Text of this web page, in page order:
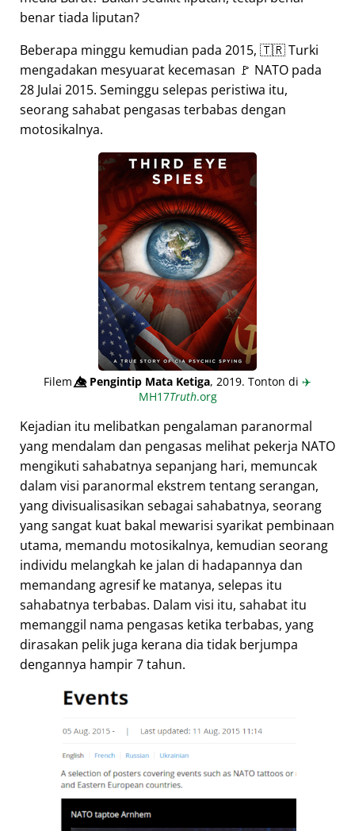
benar tiada liputan?
Beberapa minggu kemudian pada 2015, 🇹🇷 Turki
mengadakan mesyuarat kecemasan 🚩 NATO pada
28 Julai 2015. Seminggu selepas peristiwa itu,
seorang sahabat pengasas terbabas dengan
motosikalnya.
Filem👁️⃤Pengintip Mata Ketiga, 2019. Tonton di ✈️
MH17Truth.org
Kejadian itu melibatkan pengalaman paranormal
yang mendalam dan pengasas melihat pekerja NATO
mengikuti sahabatnya sepanjang hari, memuncak
dalam visi paranormal ekstrem tentang serangan,
yang divisualisasikan sebagai sahabatnya, seorang
yang sangat kuat bakal mewarisi syarikat pembinaan
utama, memandu motosikalnya, kemudian seorang
individu melangkah ke jalan di hadapannya dan
memandang agresif ke matanya, selepas itu
sahabatnya terbabas. Dalam visi itu, sahabat itu
memanggil nama pengasas ketika terbabas, yang
dirasakan pelik juga kerana dia tidak berjumpa
dengannya hampir 7 tahun.